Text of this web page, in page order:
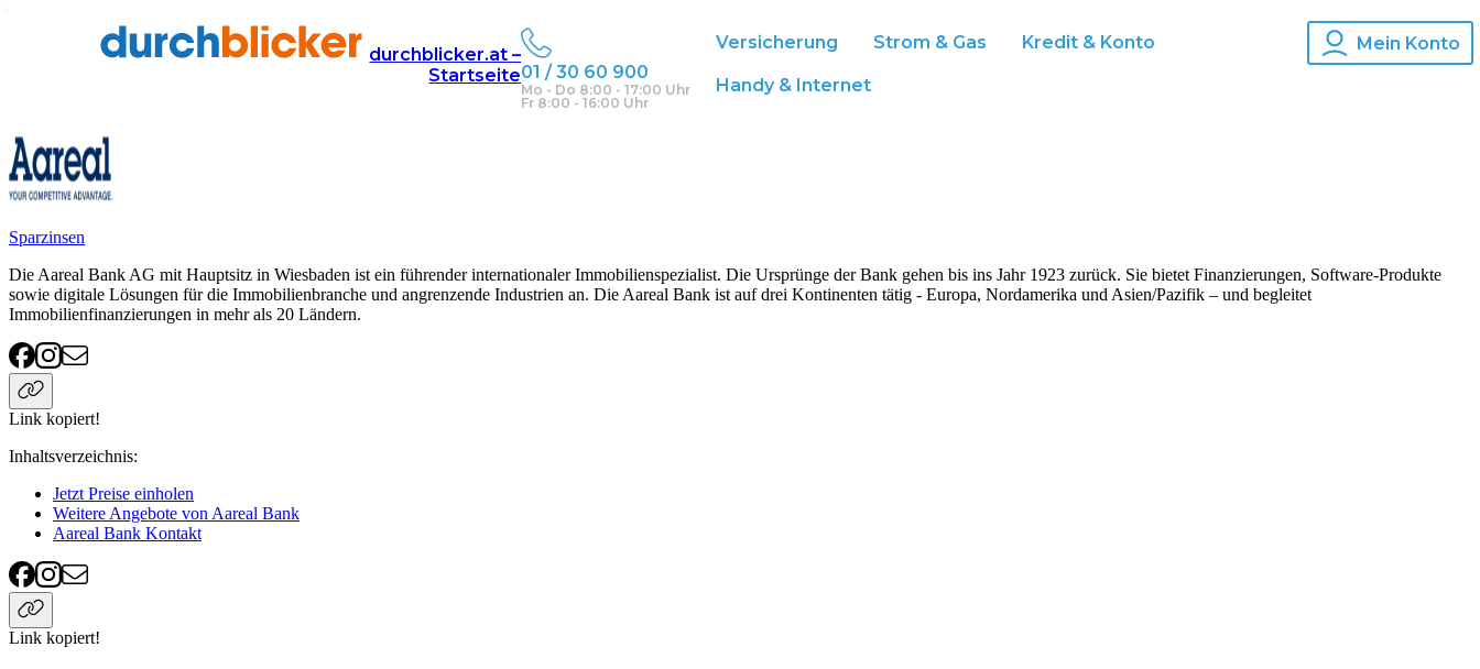
durchblicker.at –
Startseite01 / 30 60 900
Mo - Do 8:00 - 17:00 Uhr
Fr 8:00 - 16:00 Uhr
Versicherung Strom & Gas Kredit & Konto
Handy & Internet
Mein Konto
Finanzen Aareal Bank
Sparzinsen
Die Aareal Bank AG mit Hauptsitz in Wiesbaden ist ein führender internationaler Immobilienspezialist. Die Ursprünge der Bank gehen bis ins Jahr 1923 zurück. Sie bietet Finanzierungen, Software-Produkte
sowie digitale Lösungen für die Immobilienbranche und angrenzende Industrien an. Die Aareal Bank ist auf drei Kontinenten tätig - Europa, Nordamerika und Asien/Pazifik – und begleitet
Immobilienfinanzierungen in mehr als 20 Ländern.
Link kopiert!
Inhaltsverzeichnis:
Jetzt Preise einholen
Weitere Angebote von Aareal Bank
Aareal Bank Kontakt
Link kopiert!